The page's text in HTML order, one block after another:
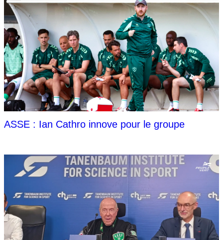
ASSE : Ian Cathro innove pour le groupe